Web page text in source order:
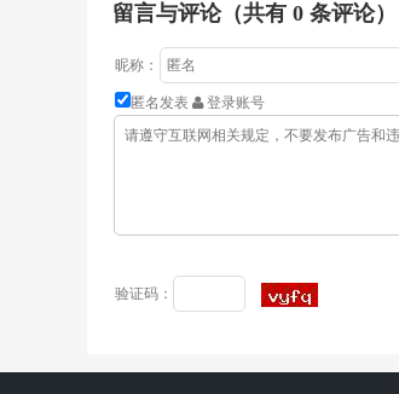
留言与评论（共有 0 条评论）
昵称：
匿名发表 登录账号
验证码：